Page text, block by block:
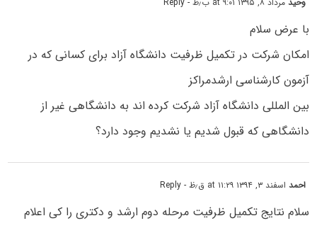
با عرض سلام
امکان شرکت در تکمیل ظرفیت دانشگاه آزاد برای کسانی که در
آزمون کارشناسی ارشدمراکز
بین المللی دانشگاه آزاد شرکت کرده اند به دانشگاهی غیر از
دانشگاهی که قبول شدیم یا نشدیم وجود دارد؟
احمداسفند ۳, ۱۳۹۴ at ۱۱:۲۹ ق٫ظ - Reply
سلام نتایج تکمیل ظرفیت مرحله دوم ارشد و دکتری را کی اعلام